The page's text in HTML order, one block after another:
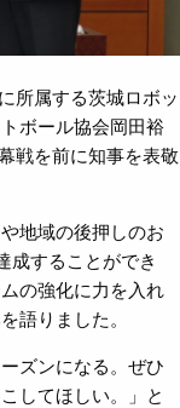
所属する茨城ロボッ
ボール協会岡田裕
戦を前に知事を表敬
地域の後押しのお
成することができ
の強化に力を入れ
語りました。
ズンになる。ぜひ
してほしい。」と